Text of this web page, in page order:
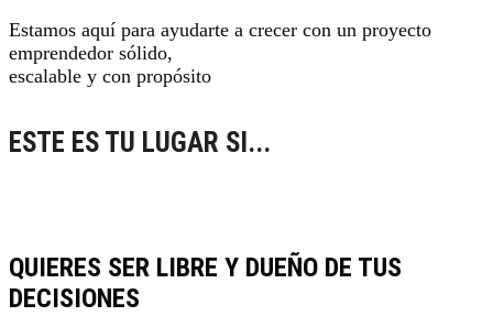
Estamos aquí para ayudarte a crecer con un proyecto
emprendedor sólido,
escalable y con propósito
ESTE ES TU LUGAR SI...
QUIERES SER LIBRE Y DUEÑO DE TUS
DECISIONES